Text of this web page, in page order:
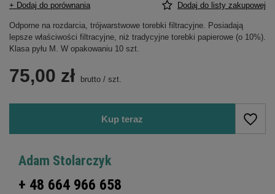
+ Dodaj do porównania Dodaj do listy zakupowej
Odporne na rozdarcia, trójwarstwowe torebki filtracyjne. Posiadają
lepsze właściwości filtracyjne, niż tradycyjne torebki papierowe (o 10%).
Klasa pyłu M. W opakowaniu 10 szt.
75,00 zł brutto / szt.
Kup teraz
Adam Stolarczyk
+ 48 664 966 658